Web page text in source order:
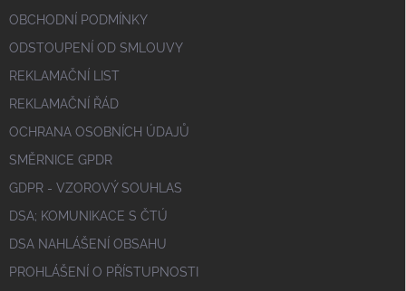
OBCHODNÍ PODMÍNKY
ODSTOUPENÍ OD SMLOUVY
REKLAMAČNÍ LIST
REKLAMAČNÍ ŘÁD
OCHRANA OSOBNÍCH ÚDAJŮ
SMĚRNICE GPDR
GDPR - VZOROVÝ SOUHLAS
DSA; KOMUNIKACE S ČTÚ
DSA NAHLÁŠENÍ OBSAHU
PROHLÁŠENÍ O PŘÍSTUPNOSTI